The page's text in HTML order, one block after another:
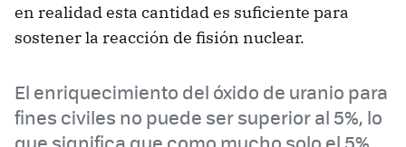
en realidad esta cantidad es suficiente para
sostener la reacción de fisión nuclear.
El enriquecimiento del óxido de uranio para
fines civiles no puede ser superior al 5%, lo